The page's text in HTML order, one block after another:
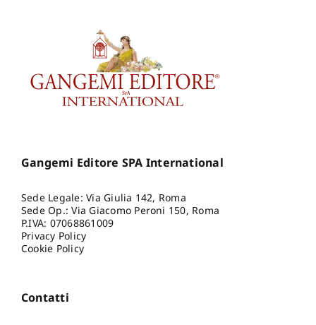
Gangemi Editore SPA International
Sede Legale: Via Giulia 142, Roma
Sede Op.: Via Giacomo Peroni 150, Roma
P.IVA: 07068861009
Privacy Policy
Cookie Policy
Contatti